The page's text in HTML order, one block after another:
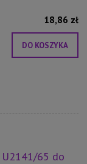
18,86 zł
DO KOSZYKA
65 do